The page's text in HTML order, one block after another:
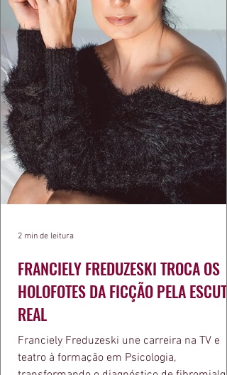
FRANCIELY FREDUZESKI TROCA OS
HOLOFOTES DA FICÇÃO PELA ESCUTA
REAL
Franciely Freduzeski une carreira na TV e
teatro à formação em Psicologia,
2 min de leitura